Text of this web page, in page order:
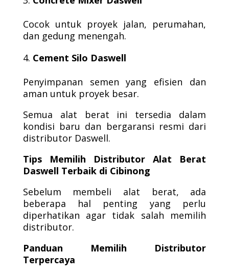
Cocok untuk proyek jalan, perumahan,
dan gedung menengah.
Cement Silo Daswell
Penyimpanan semen yang efisien dan
aman untuk proyek besar.
Semua alat berat ini tersedia dalam
kondisi baru dan bergaransi resmi dari
distributor Daswell.
Tips Memilih Distributor Alat Berat
Daswell Terbaik di Cibinong
Sebelum membeli alat berat, ada
beberapa hal penting yang perlu
diperhatikan agar tidak salah memilih
distributor.
Panduan Memilih Distributor
Terpercaya